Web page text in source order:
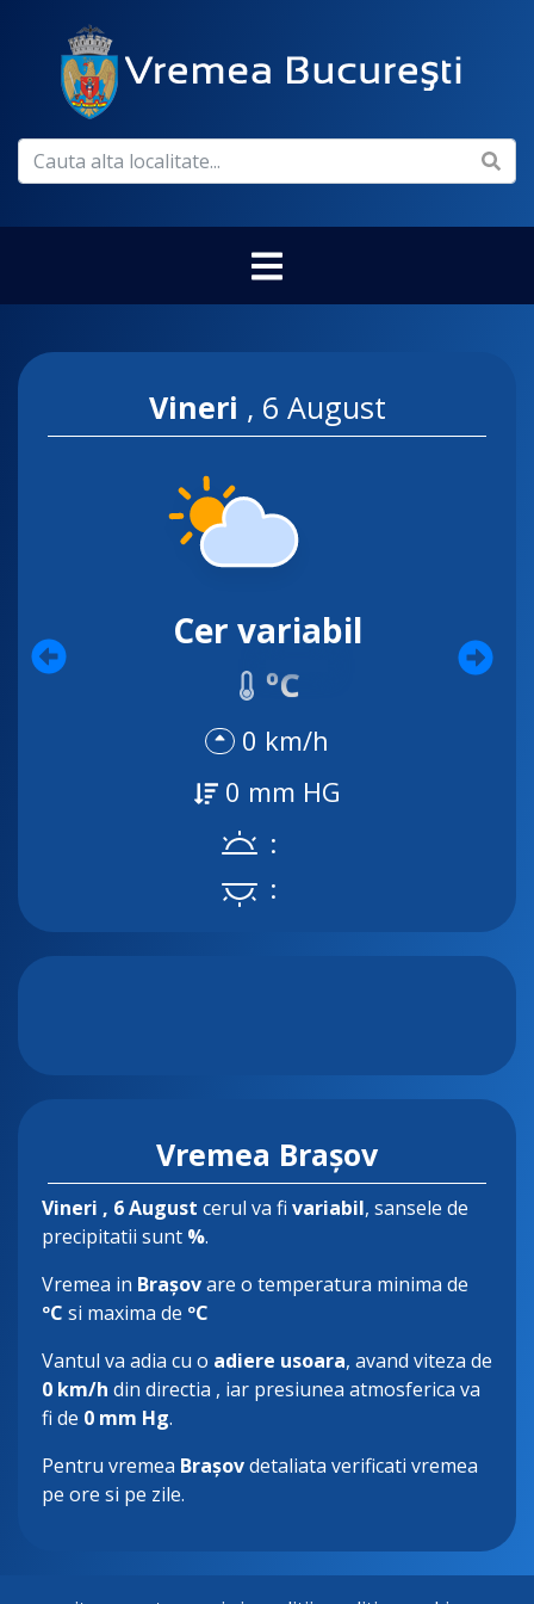
Vineri , 6 August
Cer variabil
ºC
0 km/h
0 mm HG
:
:
Vremea Brașov
Vineri , 6 August cerul va fi variabil, sansele de
precipitatii sunt %.
Vremea in Brașovare o temperatura minima de
ºC si maxima de ºC
Vantul va adia cu o adiere usoara, avand viteza de
0 km/h din directia , iar presiunea atmosferica va
fi de 0 mm Hg.
Pentru vremea Brașovdetaliata verificati vremea
pe ore si pe zile.